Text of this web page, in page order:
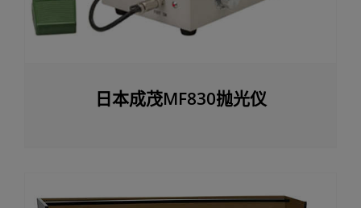
日本成茂MF830抛光仪